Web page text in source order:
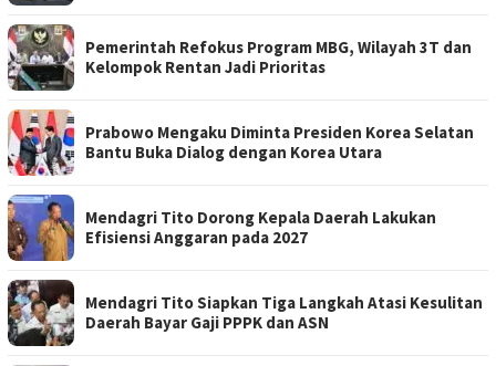
Pemerintah Refokus Program MBG, Wilayah 3T dan
Kelompok Rentan Jadi Prioritas
Prabowo Mengaku Diminta Presiden Korea Selatan
Bantu Buka Dialog dengan Korea Utara
Mendagri Tito Dorong Kepala Daerah Lakukan
Efisiensi Anggaran pada 2027
Mendagri Tito Siapkan Tiga Langkah Atasi Kesulitan
Daerah Bayar Gaji PPPK dan ASN